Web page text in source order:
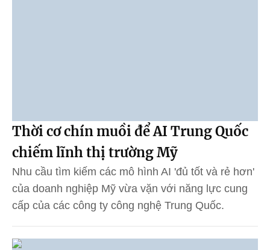
Thời cơ chín muồi để AI Trung Quốc
chiếm lĩnh thị trường Mỹ
Nhu cầu tìm kiếm các mô hình AI 'đủ tốt và rẻ hơn'
của doanh nghiệp Mỹ vừa vặn với năng lực cung
cấp của các công ty công nghệ Trung Quốc.